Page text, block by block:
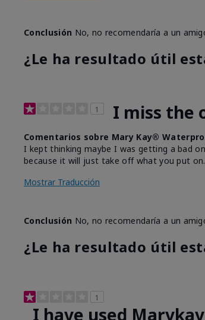
Conclusión No, no recomendaría a un
¿Le ha resultado útil
1 I miss the
Comentarios sobre Mary Kay®
I kept thinking maybe I was getting a bad
because it will just take off what you put on.
Mostrar Traducción
Conclusión No, no recomendaría a un
¿Le ha resultado útil
1
I have used